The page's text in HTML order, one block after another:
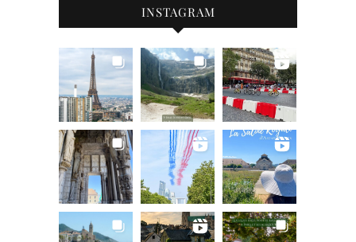
INSTAGRAM